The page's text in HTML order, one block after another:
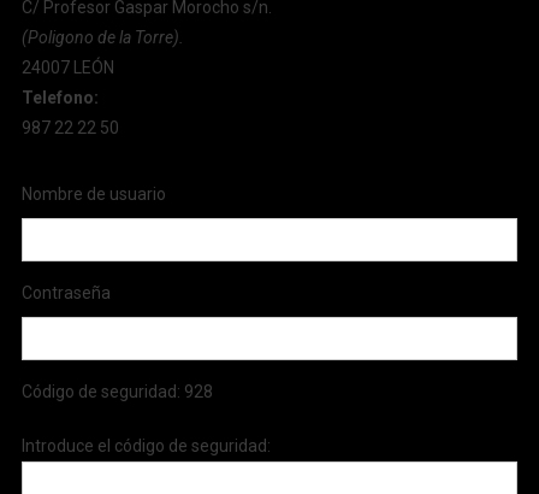
C/ Profesor Gaspar Morocho s/n.
(Poligono de la Torre).
24007 LEÓN
Telefono:
987 22 22 50
Nombre de usuario
Contraseña
Código de seguridad: 928
Introduce el código de seguridad: